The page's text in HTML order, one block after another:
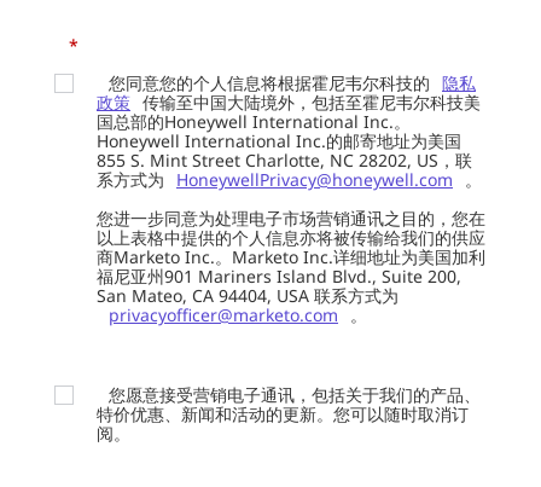
*
您同意您的个人信息将根据霍尼韦尔科技的 隐私
政策 传输至中国大陆境外，包括至霍尼韦尔科技美
国总部的Honeywell International Inc.。
Honeywell International Inc.的邮寄地址为美国
855 S. Mint Street Charlotte, NC 28202, US，联
系方式为
HoneywellPrivacy@honeywell.com
。
您进一步同意为处理电子市场营销通讯之目的，您在
以上表格中提供的个人信息亦将被传输给我们的供应
商Marketo Inc.。Marketo Inc.详细地址为美国加利
福尼亚州901 Mariners Island Blvd., Suite 200,
San Mateo, CA 94404, USA 联系方式为
privacyofficer@marketo.com
。
您愿意接受营销电子通讯，包括关于我们的产品、
特价优惠、新闻和活动的更新。您可以随时取消订
阅。